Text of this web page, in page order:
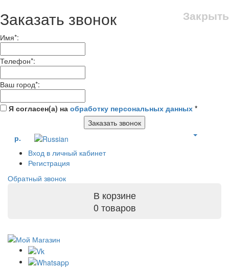
Закрыть
Заказать звонок
Имя*:
Телефон*:
Ваш город*:
Я согласен(а) на обработку персональных данных *
Заказать звонок
р.
Вход в личный кабинет
Регистрация
Обратный звонок
В корзине
0 товаров